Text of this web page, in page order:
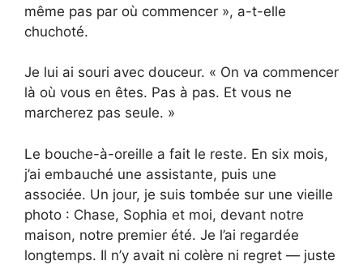
même pas par où commencer », a-t-elle
chuchoté.
Je lui ai souri avec douceur. « On va commencer
là où vous en êtes. Pas à pas. Et vous ne
marcherez pas seule. »
Le bouche-à-oreille a fait le reste. En six mois,
j’ai embauché une assistante, puis une
associée. Un jour, je suis tombée sur une vieille
photo : Chase, Sophia et moi, devant notre
maison, notre premier été. Je l’ai regardée
longtemps. Il n’y avait ni colère ni regret — juste